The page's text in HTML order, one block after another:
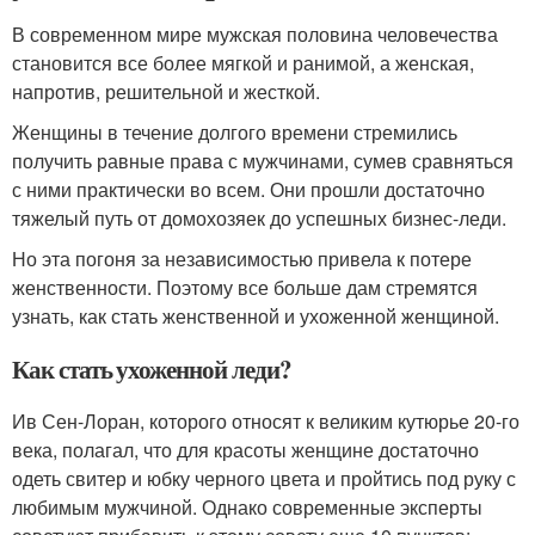
В современном мире мужская половина человечества
становится все более мягкой и ранимой, а женская,
напротив, решительной и жесткой.
Женщины в течение долгого времени стремились
получить равные права с мужчинами, сумев сравняться
с ними практически во всем. Они прошли достаточно
тяжелый путь от домохозяек до успешных бизнес-леди.
Но эта погоня за независимостью привела к потере
женственности. Поэтому все больше дам стремятся
узнать, как стать женственной и ухоженной женщиной.
Как стать ухоженной леди?
Ив Сен-Лоран, которого относят к великим кутюрье 20-го
века, полагал, что для красоты женщине достаточно
одеть свитер и юбку черного цвета и пройтись под руку с
любимым мужчиной. Однако современные эксперты